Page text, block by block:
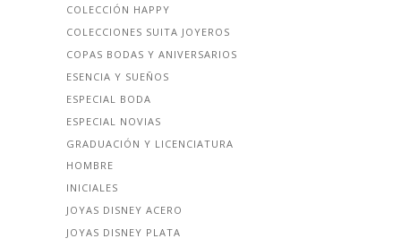
COLECCIÓN HAPPY
COLECCIONES SUITA JOYEROS
COPAS BODAS Y ANIVERSARIOS
ESENCIA Y SUEÑOS
ESPECIAL BODA
ESPECIAL NOVIAS
GRADUACIÓN Y LICENCIATURA
HOMBRE
INICIALES
JOYAS DISNEY ACERO
JOYAS DISNEY PLATA